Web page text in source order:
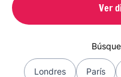
Ver
Londres París